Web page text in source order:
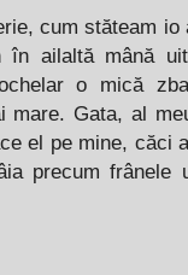
cum stăteam io
ailaltă mână
o mică
mare. Gata, al
el pe mine, căci
precum frânele